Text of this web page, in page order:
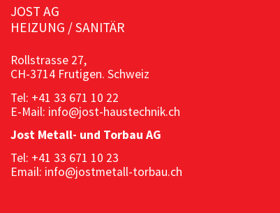
JOST AG
HEIZUNG / SANITÄR
Rollstrasse 27,
CH-3714 Frutigen. Schweiz
Tel: +41 33 671 10 22
E-Mail: info@jost-haustechnik.ch
Jost Metall- und Torbau AG
Tel: +41 33 671 10 23
Email: info@jostmetall-torbau.ch